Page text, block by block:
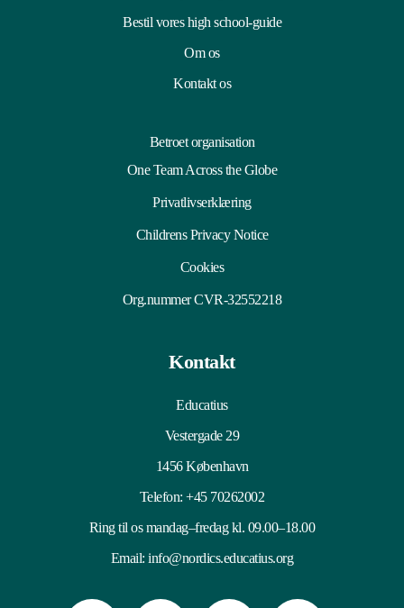
Bestil vores high school-guide
Om os
Kontakt os
Betroet organisation
One Team Across the Globe
Privatlivserklæring
Childrens Privacy Notice
Cookies
Org.nummer CVR-32552218
Kontakt
Educatius
Vestergade 29
1456 København
Telefon:+45 70262002
Ring til os mandag–fredag kl. 09.00–18.00
Email:info@nordics.educatius.org